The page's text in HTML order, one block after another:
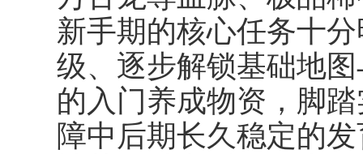
新手期的核心任务十
级、逐步解锁基础地
的入门养成物资，脚
障中后期长久稳定的